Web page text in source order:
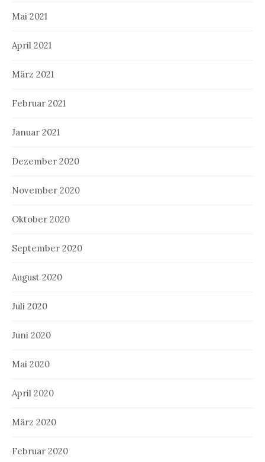
Mai 2021
April 2021
März 2021
Februar 2021
Januar 2021
Dezember 2020
November 2020
Oktober 2020
September 2020
August 2020
Juli 2020
Juni 2020
Mai 2020
April 2020
März 2020
Februar 2020